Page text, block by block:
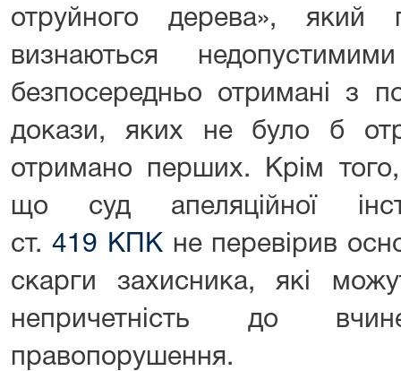
отруйного дерева»,
визнаються
безпосередньо отримані з
докази, яких не було б
отримано перших. Крім
що суд апеляційної
ст. 419 КПКне перевірив
скарги захисника, які
непричетність до
правопорушення.